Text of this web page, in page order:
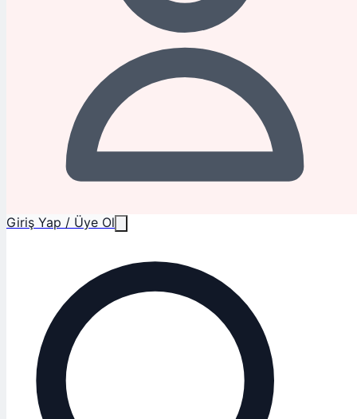
Giriş Yap / Üye Ol